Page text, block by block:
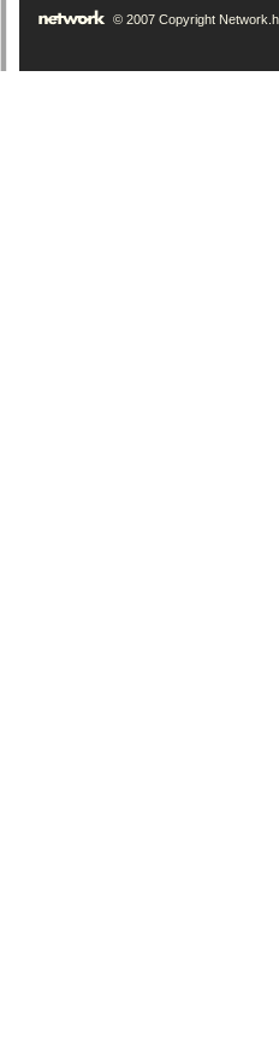
© 2007 Copyright